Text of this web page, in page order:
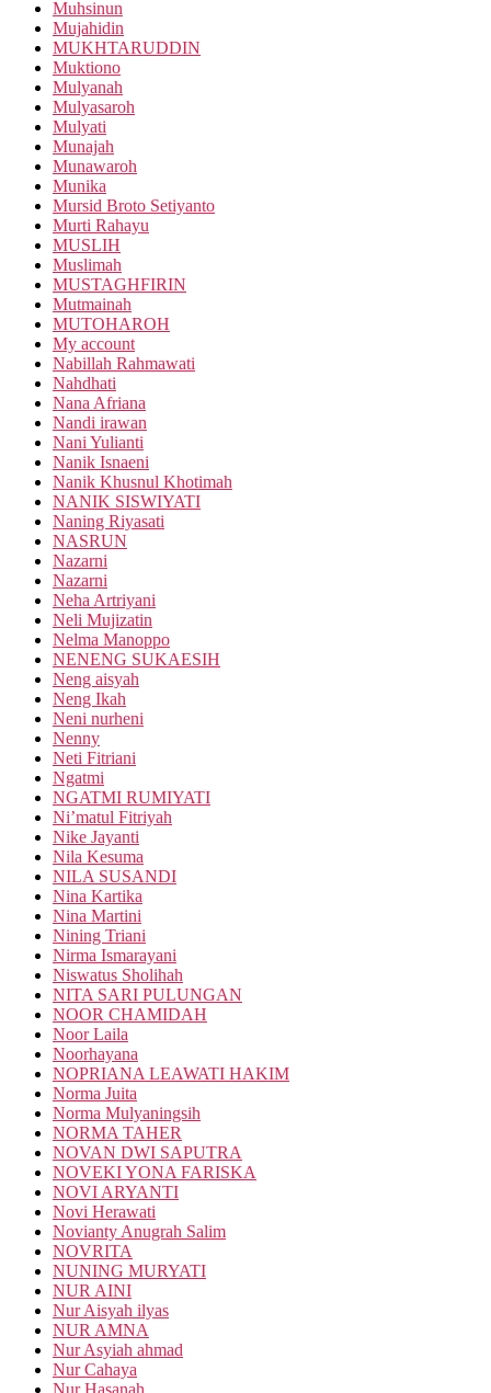
Muhsinun
Mujahidin
MUKHTARUDDIN
Muktiono
Mulyanah
Mulyasaroh
Mulyati
Munajah
Munawaroh
Munika
Mursid Broto Setiyanto
Murti Rahayu
MUSLIH
Muslimah
MUSTAGHFIRIN
Mutmainah
MUTOHAROH
My account
Nabillah Rahmawati
Nahdhati
Nana Afriana
Nandi irawan
Nani Yulianti
Nanik Isnaeni
Nanik Khusnul Khotimah
NANIK SISWIYATI
Naning Riyasati
NASRUN
Nazarni
Nazarni
Neha Artriyani
Neli Mujizatin
Nelma Manoppo
NENENG SUKAESIH
Neng aisyah
Neng Ikah
Neni nurheni
Nenny
Neti Fitriani
Ngatmi
NGATMI RUMIYATI
Ni’matul Fitriyah
Nike Jayanti
Nila Kesuma
NILA SUSANDI
Nina Kartika
Nina Martini
Nining Triani
Nirma Ismarayani
Niswatus Sholihah
NITA SARI PULUNGAN
NOOR CHAMIDAH
Noor Laila
Noorhayana
NOPRIANA LEAWATI HAKIM
Norma Juita
Norma Mulyaningsih
NORMA TAHER
NOVAN DWI SAPUTRA
NOVEKI YONA FARISKA
NOVI ARYANTI
Novi Herawati
Novianty Anugrah Salim
NOVRITA
NUNING MURYATI
NUR AINI
Nur Aisyah ilyas
NUR AMNA
Nur Asyiah ahmad
Nur Cahaya
Nur Hasanah